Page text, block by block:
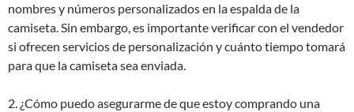
nombres y números personalizados en la espalda de la
camiseta. Sin embargo, es importante verificar con el vendedor
si ofrecen servicios de personalización y cuánto tiempo tomará
para que la camiseta sea enviada.
2. ¿Cómo puedo asegurarme de que estoy comprando una